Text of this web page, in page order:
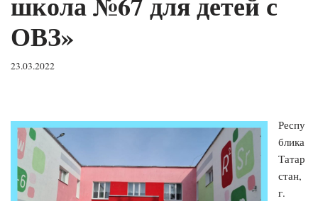
ОВЗ»
23.03.2022
Респу
блика
Татар
стан,
г.